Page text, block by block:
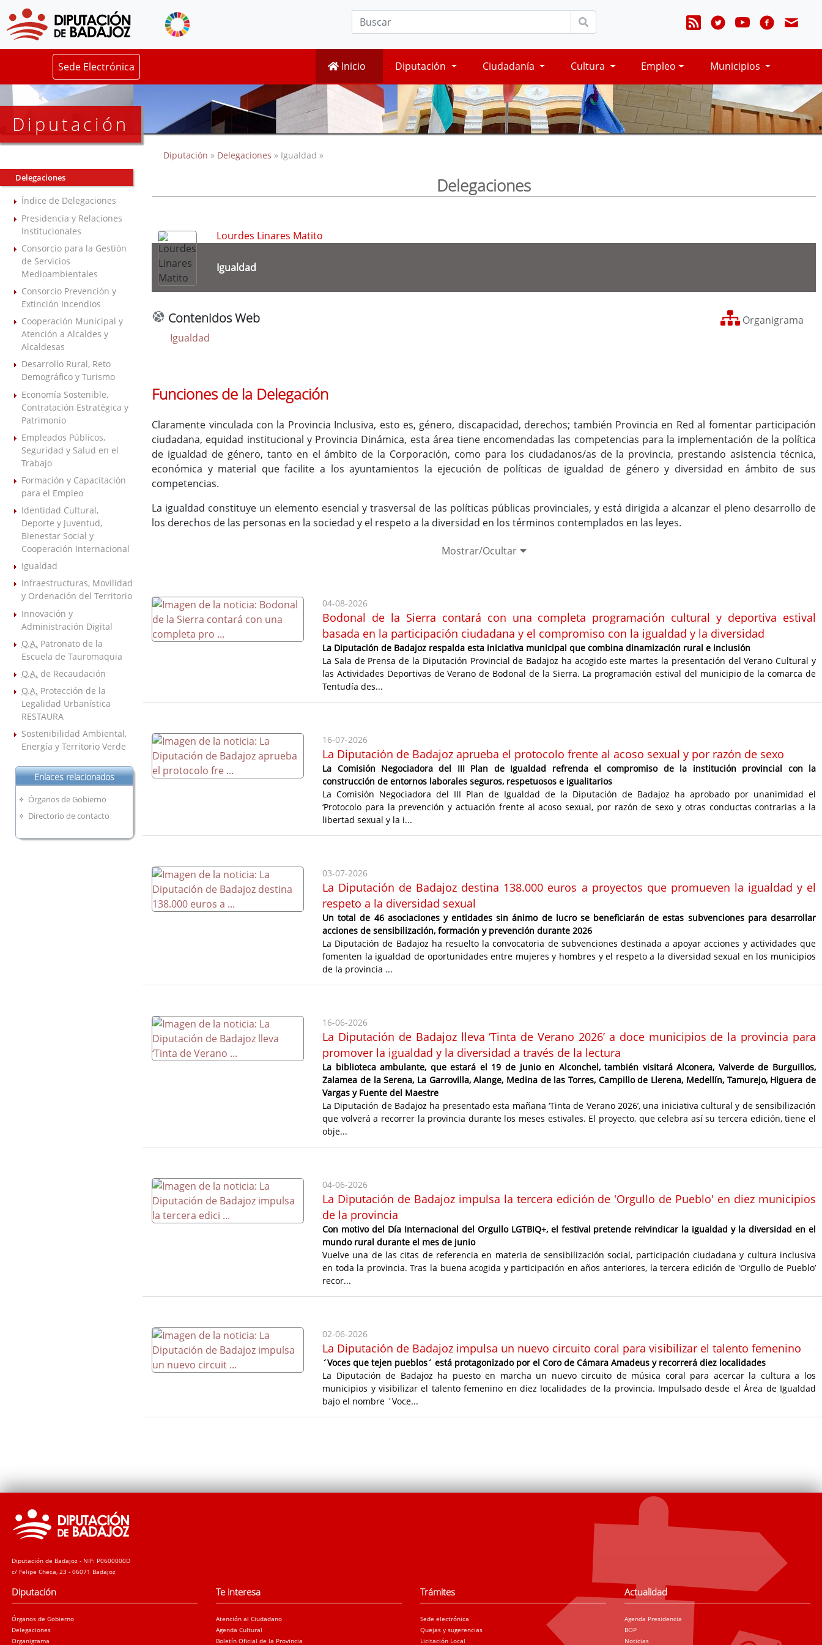
Sede Electrónica Inicio Diputación Ciudadanía Cultura Empleo Municipios
Diputación
Delegaciones
Índice de Delegaciones
Presidencia y Relaciones
Institucionales
Consorcio para la Gestión
de Servicios
Medioambientales
Consorcio Prevención y
Extinción Incendios
Cooperación Municipal y
Atención a Alcaldes y
Alcaldesas
Desarrollo Rural, Reto
Demográfico y Turismo
Economía Sostenible,
Contratación Estratégica y
Patrimonio
Empleados Públicos,
Seguridad y Salud en el
Trabajo
Formación y Capacitación
para el Empleo
Identidad Cultural,
Deporte y Juventud,
Bienestar Social y
Cooperación Internacional
Igualdad
Infraestructuras, Movilidad
y Ordenación del Territorio
Innovación y
Administración Digital
O.A. Patronato de la
Escuela de Tauromaquia
O.A. de Recaudación
O.A. Protección de la
Legalidad Urbanística
RESTAURA
Sostenibilidad Ambiental,
Energía y Territorio Verde
Enlaces relacionados
Órganos de Gobierno
Directorio de contacto
Diputación » Delegaciones » Igualdad »
Delegaciones
Lourdes Linares Matito
Igualdad
Contenidos Web
Igualdad
Organigrama
Funciones de la Delegación
Claramente vinculada con la Provincia Inclusiva, esto es, género, discapacidad, derechos; también Provincia en Red al fomentar participación
ciudadana, equidad institucional y Provincia Dinámica, esta área tiene encomendadas las competencias para la implementación de la política
de igualdad de género, tanto en el ámbito de la Corporación, como para los ciudadanos/as de la provincia, prestando asistencia técnica,
económica y material que facilite a los ayuntamientos la ejecución de políticas de igualdad de género y diversidad en ámbito de sus
competencias.
La igualdad constituye un elemento esencial y trasversal de las políticas públicas provinciales, y está dirigida a alcanzar el pleno desarrollo de
los derechos de las personas en la sociedad y el respeto a la diversidad en los términos contemplados en las leyes.
Mostrar/Ocultar
04-08-2026
Bodonal de la Sierra contará con una completa programación cultural y deportiva estival
basada en la participación ciudadana y el compromiso con la igualdad y la diversidad
La Diputación de Badajoz respalda esta iniciativa municipal que combina dinamización rural e inclusión
La Sala de Prensa de la Diputación Provincial de Badajoz ha acogido este martes la presentación del Verano Cultural y
las Actividades Deportivas de Verano de Bodonal de la Sierra. La programación estival del municipio de la comarca de
Tentudía des...
16-07-2026
La Diputación de Badajoz aprueba el protocolo frente al acoso sexual y por razón de sexo
La Comisión Negociadora del III Plan de Igualdad refrenda el compromiso de la institución provincial con la
construcción de entornos laborales seguros, respetuosos e igualitarios
La Comisión Negociadora del III Plan de Igualdad de la Diputación de Badajoz ha aprobado por unanimidad el
‘Protocolo para la prevención y actuación frente al acoso sexual, por razón de sexo y otras conductas contrarias a la
libertad sexual y la i...
03-07-2026
La Diputación de Badajoz destina 138.000 euros a proyectos que promueven la igualdad y el
respeto a la diversidad sexual
Un total de 46 asociaciones y entidades sin ánimo de lucro se beneficiarán de estas subvenciones para desarrollar
acciones de sensibilización, formación y prevención durante 2026
La Diputación de Badajoz ha resuelto la convocatoria de subvenciones destinada a apoyar acciones y actividades que
fomenten la igualdad de oportunidades entre mujeres y hombres y el respeto a la diversidad sexual en los municipios
de la provincia ...
16-06-2026
La Diputación de Badajoz lleva ‘Tinta de Verano 2026’ a doce municipios de la provincia para
promover la igualdad y la diversidad a través de la lectura
La biblioteca ambulante, que estará el 19 de junio en Alconchel, también visitará Alconera, Valverde de Burguillos,
Zalamea de la Serena, La Garrovilla, Alange, Medina de las Torres, Campillo de Llerena, Medellín, Tamurejo, Higuera de
Vargas y Fuente del Maestre
La Diputación de Badajoz ha presentado esta mañana ‘Tinta de Verano 2026’, una iniciativa cultural y de sensibilización
que volverá a recorrer la provincia durante los meses estivales. El proyecto, que celebra así su tercera edición, tiene el
obje...
04-06-2026
La Diputación de Badajoz impulsa la tercera edición de 'Orgullo de Pueblo' en diez municipios
de la provincia
Con motivo del Día Internacional del Orgullo LGTBIQ+, el festival pretende reivindicar la igualdad y la diversidad en el
mundo rural durante el mes de junio
Vuelve una de las citas de referencia en materia de sensibilización social, participación ciudadana y cultura inclusiva
en toda la provincia. Tras la buena acogida y participación en años anteriores, la tercera edición de 'Orgullo de Pueblo’
recor...
02-06-2026
La Diputación de Badajoz impulsa un nuevo circuito coral para visibilizar el talento femenino
´Voces que tejen pueblos´ está protagonizado por el Coro de Cámara Amadeus y recorrerá diez localidades
La Diputación de Badajoz ha puesto en marcha un nuevo circuito de música coral para acercar la cultura a los
municipios y visibilizar el talento femenino en diez localidades de la provincia. Impulsado desde el Área de Igualdad
bajo el nombre ´Voce...
Diputación de Badajoz - NIF: P0600000D
c/ Felipe Checa, 23 - 06071 Badajoz
Diputación
Órganos de Gobierno
Delegaciones
Organigrama
Te interesa
Atención al Ciudadano
Agenda Cultural
Boletín Oficial de la Provincia
Trámites
Sede electrónica
Quejas y sugerencias
Licitación Local
Actualidad
Agenda Presidencia
BOP
Noticias